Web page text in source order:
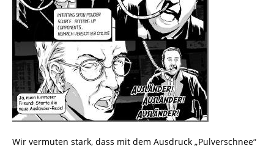
Wir vermuten stark, dass mit dem Ausdruck „Pulverschnee“